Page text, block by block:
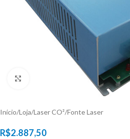
Início/Loja/Laser CO²/Fonte Laser
R$2.887,50